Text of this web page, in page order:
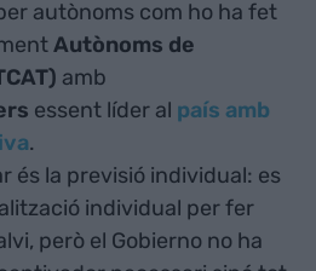
autònoms com ho ha fet
Autònoms de
amb
essent líder al país amb
.
és la previsió individual: es
individual per fer
però el Gobierno no ha